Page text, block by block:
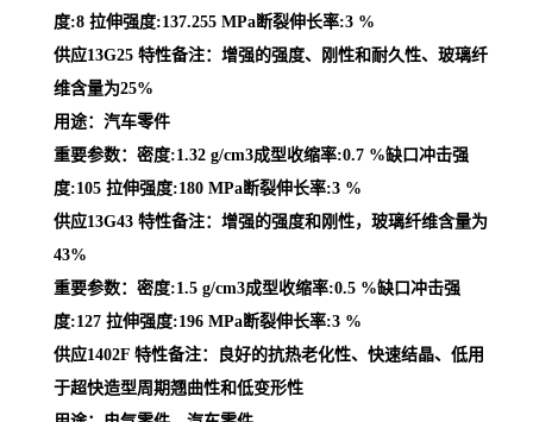
度:8 拉伸强度:137.255 MPa断裂伸长率:3 %
供应13G25 特性备注：增强的强度、刚性和耐久性、玻璃纤
维含量为25%
用途：汽车零件
重要参数：密度:1.32 g/cm3成型收缩率:0.7 %缺口冲击强
度:105 拉伸强度:180 MPa断裂伸长率:3 %
供应13G43 特性备注：增强的强度和刚性，玻璃纤维含量为
43%
重要参数：密度:1.5 g/cm3成型收缩率:0.5 %缺口冲击强
度:127 拉伸强度:196 MPa断裂伸长率:3 %
供应1402F 特性备注：良好的抗热老化性、快速结晶、低用
于超快造型周期翘曲性和低变形性